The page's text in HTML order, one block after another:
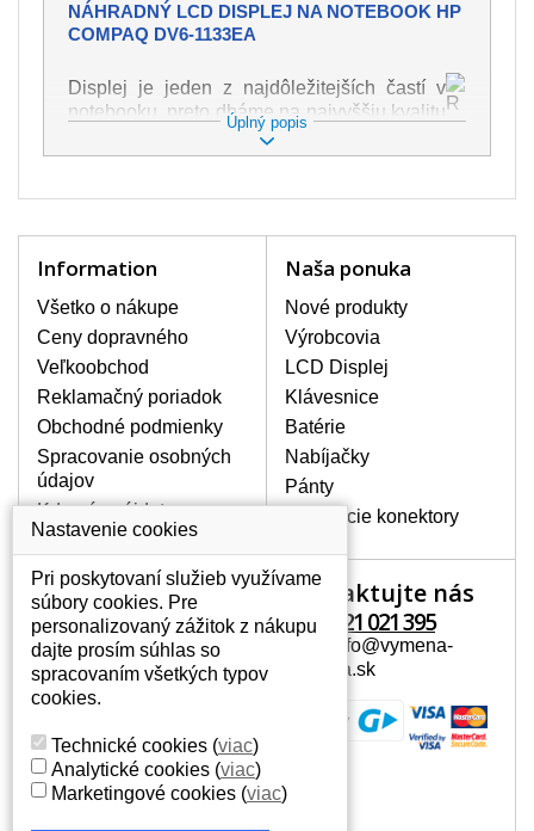
NÁHRADNÝ LCD DISPLEJ NA NOTEBOOK HP
COMPAQ DV6-1133EA
Displej je jeden z najdôležitejších častí v
notebooku, preto dbáme na najvyššiu kvalitu
tohto náhradného dielu. Slúži k
zobrazovaniu textu či obrazu v rôznej
najväčšou opatrnosťou. Medzi najčastejšie
poškodenie napr. prasklinu alebo
poškrábanie. Ďalej zvislé pruhy, nesvietiaci
displej, preblikávanie alebo nerovnomerný
jas.
LCD DISPLEJE NAJVYŠŠEJ
KVALITY !
Skladom držíme len originálne displeje, ktoré
spĺňajú vysokú kvalitu triedy A+ bez chybných
pixelov a to po celú dobu záruky.
AKO ZISTÍTE AKÝ POTREBUJETE
DISPLEJ PRE SVOJ NOTEBOOK?
Displej je možné dohľadať podľa modelu
notebooku, ktorý je uvedený na spodnej
strane notebooku na štítku alebo pod
batériou. Býva tiež znázornený na
rámčeku alebo pri klávesnici. V prípade,
že máte displej demontovaný, dohľadáte
to vďaka modelovému označeniu z
displeja, ktoré sa nachádza na štítku pri
EAN kóde.
Úplný popis
Information
Všetko o nákupe
Ceny dopravného
Veľkoobchod
Reklamačný poriadok
Obchodné podmienky
Spracovanie osobných
údajov
Kde nás nájdete
Naša ponuka
Nové produkty
Výrobcovia
LCD Displej
Klávesnice
Batérie
Nabíjačky
Pánty
Napájacie konektory
Váš účet
Váš účet
Osobné informácie
Adresy
Kontaktujte nás
+421 221 021 395
Mail: info@vymena-
displeja.sk
Nastavenie cookies
Pri poskytovaní služieb využívame
súbory cookies. Pre
personalizovaný zážitok z nákupu
dajte prosím súhlas so
spracovaním všetkých typov
cookies.
Technické cookies (viac)
Analytické cookies (viac)
Marketingové cookies (viac)